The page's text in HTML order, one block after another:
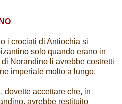
i crociati di Antiochia si
solo quando erano in
Norandino li avrebbe costretti
imperiale molto a lungo.
dovette accettare che, in
avrebbe restituito